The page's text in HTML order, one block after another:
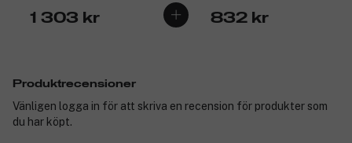
1 303 kr 832 kr
Produktrecensioner
Vänligen logga in för att skriva en recension för produkter som
du har köpt.